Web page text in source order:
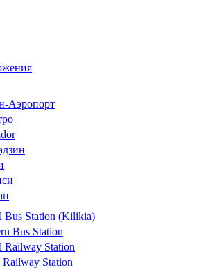
Аэропорт
Bus Station (Kilikia)
Bus Station
Railway Station
Station